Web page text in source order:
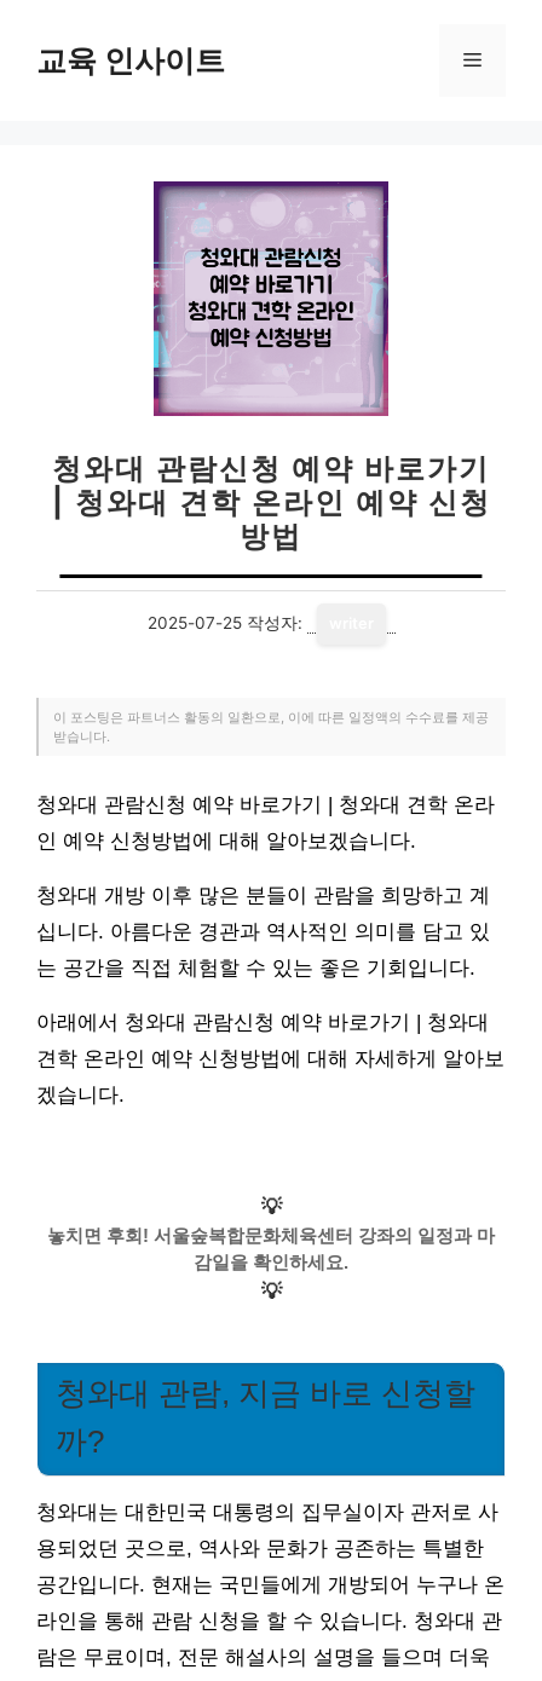
교육 인사이트 메
청와대 관람신청 예약 바로가기
| 청와대 견학 온라인 예약 신청
방법
2025-07-25 작성자:
이 포스팅은 파트너스 활동의 일환으로, 이에 따른 일정액의 수수료를 제공
받습니다.
청와대 관람신청 예약 바로가기 | 청와대 견학 온라
인 예약 신청방법에 대해 알아보겠습니다.
청와대 개방 이후 많은 분들이 관람을 희망하고 계
십니다. 아름다운 경관과 역사적인 의미를 담고 있
는 공간을 직접 체험할 수 있는 좋은 기회입니다.
아래에서 청와대 관람신청 예약 바로가기 | 청와대
견학 온라인 예약 신청방법에 대해 자세하게 알아보
겠습니다.
💡
놓치면 후회! 서울숲복합문화체육센터 강좌의 일정과 마
감일을 확인하세요.
💡
청와대 관람, 지금 바로 신청할
까?
청와대는 대한민국 대통령의 집무실이자 관저로 사
용되었던 곳으로, 역사와 문화가 공존하는 특별한
공간입니다. 현재는 국민들에게 개방되어 누구나 온
라인을 통해 관람 신청을 할 수 있습니다. 청와대 관
람은 무료이며, 전문 해설사의 설명을 들으며 더욱